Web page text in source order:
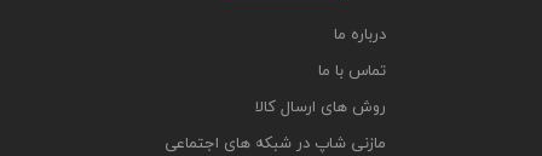
درباره ما
تماس با ما
روش های ارسال کالا
مازنی شاپ در شبکه های اجتماعی